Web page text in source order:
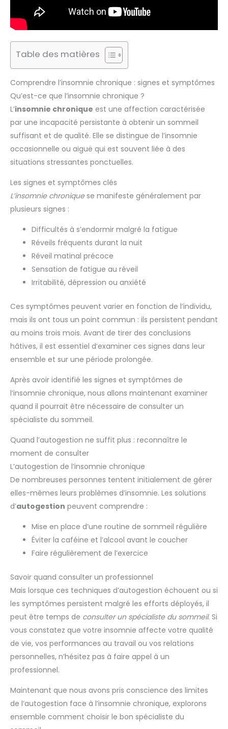
Table des matières
Comprendre l’insomnie chronique : signes et symptômes
Qu’est-ce que l’insomnie chronique ?
L’insomnie chronique est une affection caractérisée
par une incapacité persistante à obtenir un sommeil
suffisant et de qualité. Elle se distingue de l’insomnie
occasionnelle ou aiguë qui est souvent liée à des
situations stressantes ponctuelles.
Les signes et symptômes clés
L’insomnie chroniquese manifeste généralement par
plusieurs signes :
Difficultés à s’endormir malgré la fatigue
Réveils fréquents durant la nuit
Réveil matinal précoce
Sensation de fatigue au réveil
Irritabilité, dépression ou anxiété
Ces symptômes peuvent varier en fonction de l’individu,
mais ils ont tous un point commun : ils persistent pendant
au moins trois mois. Avant de tirer des conclusions
hâtives, il est essentiel d’examiner ces signes dans leur
ensemble et sur une période prolongée.
Après avoir identifié les signes et symptômes de
l’insomnie chronique, nous allons maintenant examiner
quand il pourrait être nécessaire de consulter un
spécialiste du sommeil.
Quand l’autogestion ne suffit plus : reconnaître le
moment de consulter
L’autogestion de l’insomnie chronique
De nombreuses personnes tentent initialement de gérer
elles-mêmes leurs problèmes d’insomnie. Les solutions
d’autogestion peuvent comprendre :
Mise en place d’une routine de sommeil régulière
Éviter la caféine et l’alcool avant le coucher
Faire régulièrement de l’exercice
Savoir quand consulter un professionnel
Mais lorsque ces techniques d’autogestion échouent ou si
les symptômes persistent malgré les efforts déployés, il
peut être temps de consulter un spécialiste du sommeil. Si
vous constatez que votre insomnie affecte votre qualité
de vie, vos performances au travail ou vos relations
personnelles, n’hésitez pas à faire appel à un
professionnel.
Maintenant que nous avons pris conscience des limites
de l’autogestion face à l’insomnie chronique, explorons
ensemble comment choisir le bon spécialiste du